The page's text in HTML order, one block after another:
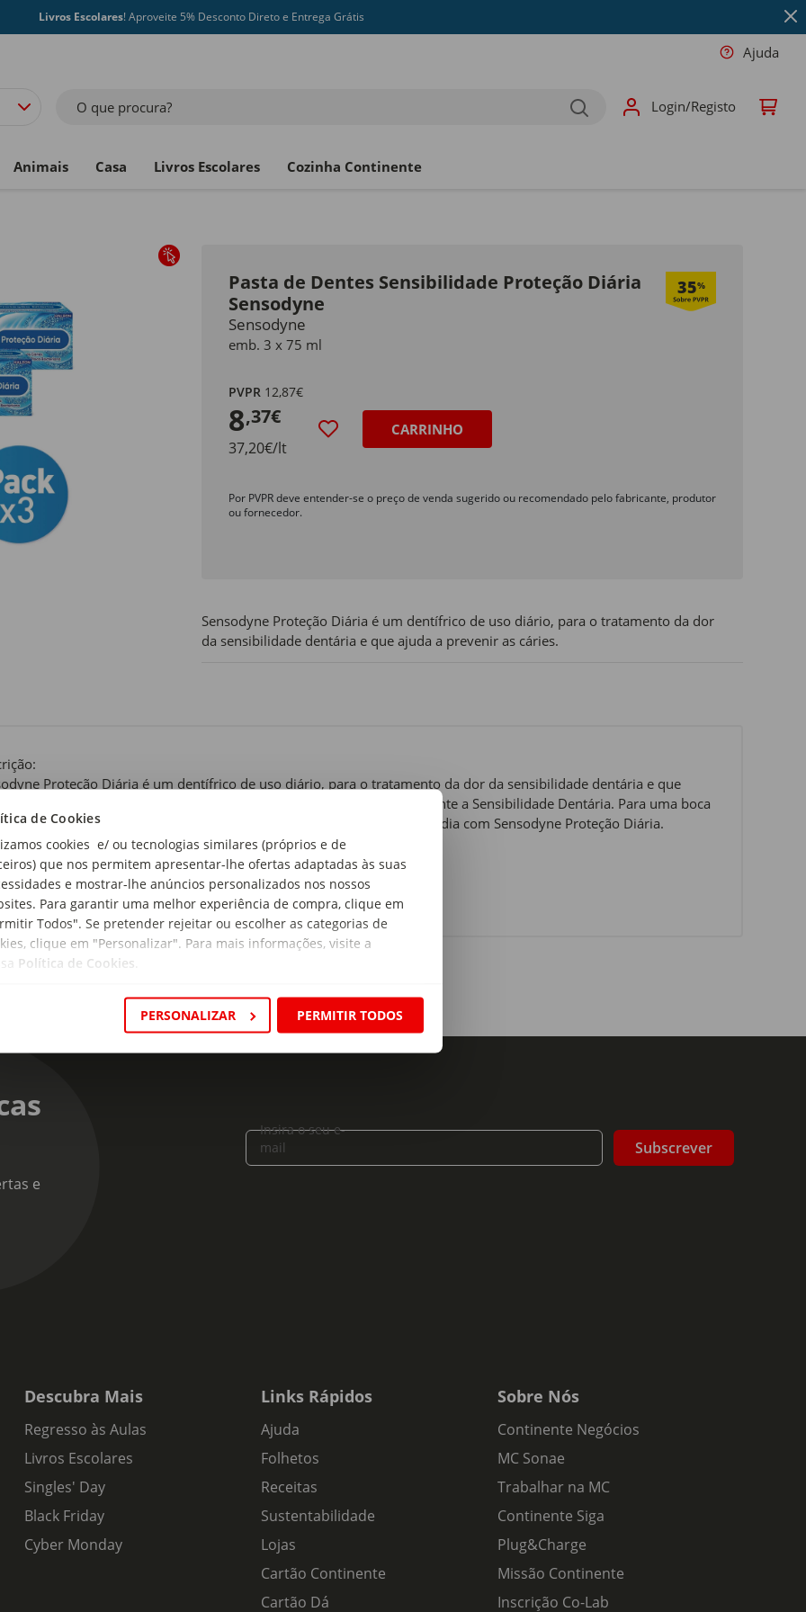
de Cookies
cookies e/ ou tecnologias similares (próprios e de
que nos permitem apresentar-lhe ofertas adaptadas às suas
e mostrar-lhe anúncios personalizados nos nossos
Para garantir uma melhor experiência de compra, clique em
Todos". Se pretender rejeitar ou escolher as categorias de
clique em "Personalizar". Para mais informações, visite a
Política de Cookies
PERSONALIZAR PERMITIR TODOS
Livros Escolares! Aproveite 5% Desconto Direto e Entrega Grátis
Ajuda
O que procura? Login/Registo
Animais Casa Livros Escolares Cozinha Continente
Pasta de Dentes Sensibilidade Proteção Diária
Sensodyne
35%
Sensodyne
emb. 3 x 75 ml
PVPR 12,87€
8,37€
37,20€/lt
CARRINHO
Por PVPR deve entender-se o preço de venda sugerido ou recomendado pelo fabricante, produtor
ou fornecedor.
Sensodyne Proteção Diária é um dentífrico de uso diário, para o tratamento da dor
da sensibilidade dentária e que ajuda a prevenir as cáries.
Proteção Diária é um dentífrico de uso diário, para o tratamento da dor da sensibilidade dentária e que
a prevenir as cáries. O seu uso regular ajuda a reduzir progressivamente a Sensibilidade Dentária. Para uma boca
e saudável, escove os dentes diariamente, pelo menos duas vezes ao dia com Sensodyne Proteção Diária.
de produto:
de Dentes Sensibilidade
e
Insira o seu e-
mail
Subscrever
Descubra Mais
Regresso às Aulas
Livros Escolares
Singles' Day
Black Friday
Cyber Monday
Links Rápidos
Ajuda
Folhetos
Receitas
Sustentabilidade
Lojas
Cartão Continente
Cartão Dá
Sobre Nós
Continente Negócios
MC Sonae
Trabalhar na MC
Continente Siga
Plug&Charge
Missão Continente
Inscrição Co-Lab